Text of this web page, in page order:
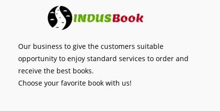
Our business to give the customers suitable
opportunity to enjoy standard services to order and
receive the best books.
Choose your favorite book with us!